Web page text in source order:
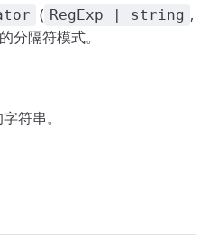
( RegExp | string ,
分隔符模式。
符串。